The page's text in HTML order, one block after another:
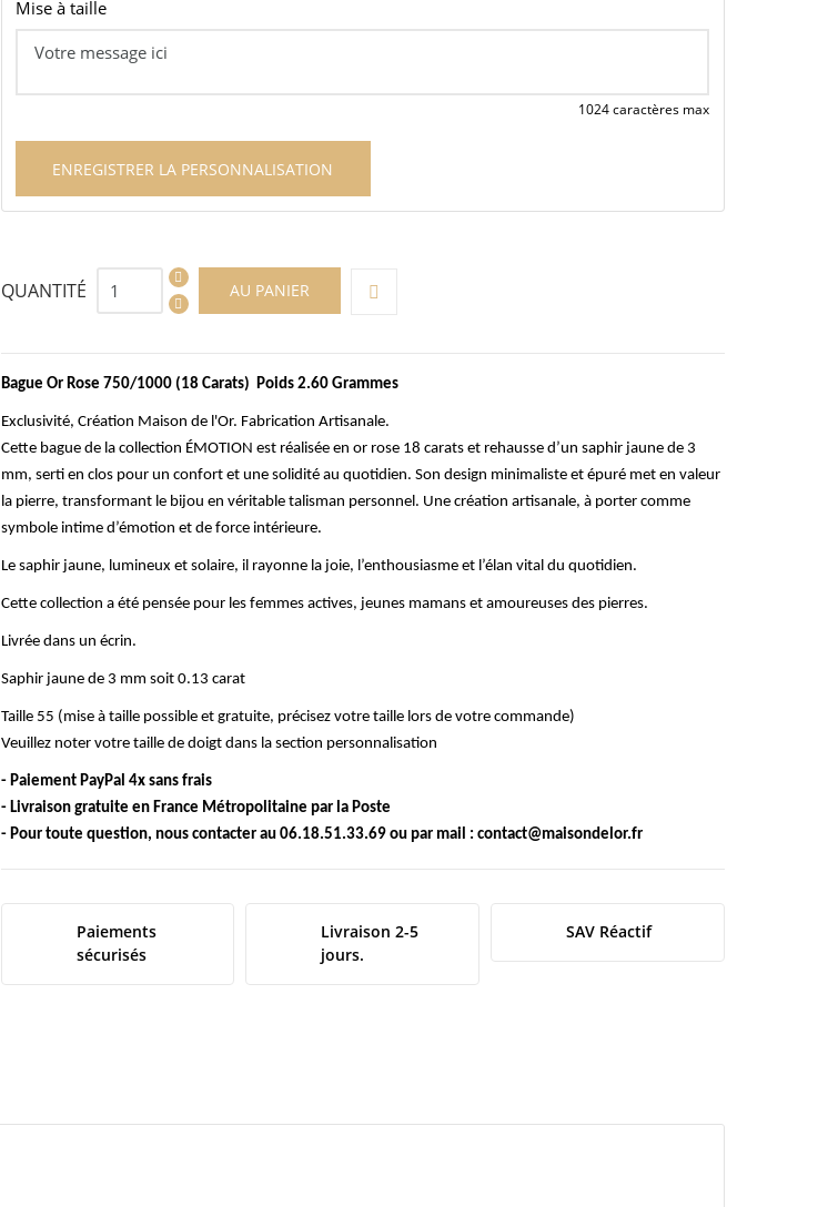
Mise à taille
1024 caractères max
ENREGISTRER LA PERSONNALISATION
QUANTITÉ AU PANIER
Bague Or Rose 750/1000 (18 Carats) Poids 2.60 Grammes
Exclusivité, Création Maison de l'Or. Fabrication Artisanale.
Cette bague de la collection ÉMOTION est réalisée en or rose 18 carats et rehausse d’un saphir jaune de 3
mm, serti en clos pour un confort et une solidité au quotidien. Son design minimaliste et épuré met en valeur
la pierre, transformant le bijou en véritable talisman personnel. Une création artisanale, à porter comme
symbole intime d’émotion et de force intérieure.
Le saphir jaune, lumineux et solaire, il rayonne la joie, l’enthousiasme et l’élan vital du quotidien.
Cette collection a été pensée pour les femmes actives, jeunes mamans et amoureuses des pierres.
Livrée dans un écrin.
Saphir jaune de 3 mm soit 0.13 carat
Taille 55 (mise à taille possible et gratuite, précisez votre taille lors de votre commande)
Veuillez noter votre taille de doigt dans la section personnalisation
- Paiement PayPal 4x sans frais
- Livraison gratuite en France Métropolitaine par la Poste
- Pour toute question, nous contacter au 06.18.51.33.69 ou par mail : contact@maisondelor.fr
Paiements
sécurisés
Livraison 2-5
jours.
SAV Réactif